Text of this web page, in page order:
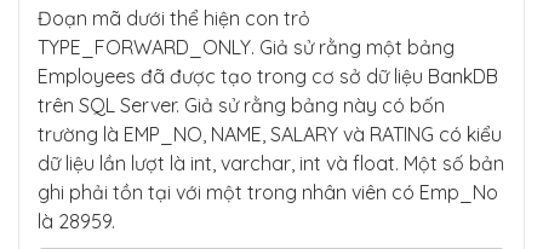
            e.printStackTrace();
        }
    }
}
Đoạn mã dưới thể hiện con trỏ
TYPE_FORWARD_ONLY. Giả sử rằng một bảng
Employees đã được tạo trong cơ sở dữ liệu BankDB
trên SQL Server. Giả sử rằng bảng này có bốn
trường là EMP_NO, NAME, SALARY và RATING có kiểu
dữ liệu lần lượt là int, varchar, int và float. Một số bản
ghi phải tồn tại với một trong nhân viên có Emp_No
là 28959.